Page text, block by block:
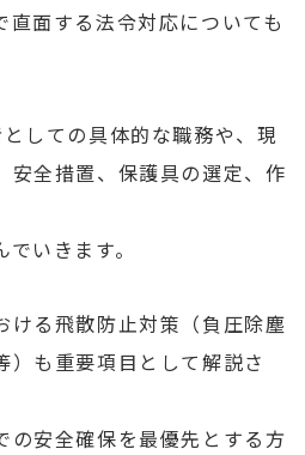
直面する法令対応についても
しての具体的な職務や、現
安全措置、保護具の選定、作
いきます。
ける飛散防止対策（負圧除塵
）も重要項目として解説さ
の安全確保を最優先とする方